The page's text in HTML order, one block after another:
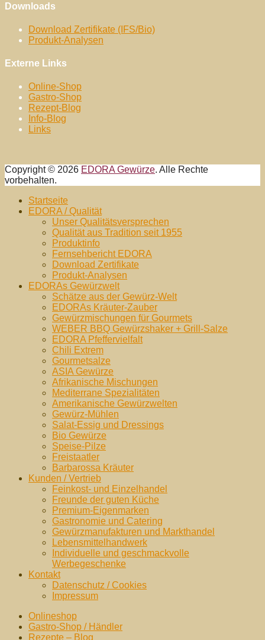
Downloads
Download Zertifikate (IFS/Bio)
Produkt-Analysen
Externe Links
Online-Shop
Gastro-Shop
Rezept-Blog
Info-Blog
Links
Copyright © 2026 EDORA Gewürze. Alle Rechte
vorbehalten.
oben
Startseite
EDORA / Qualität
Unser Qualitätsversprechen
Qualität aus Tradition seit 1955
Produktinfo
Fernsehbericht EDORA
Download Zertifikate
Produkt-Analysen
EDORAs Gewürzwelt
Schätze aus der Gewürz-Welt
EDORAs Kräuter-Zauber
Gewürzmischungen für Gourmets
WEBER BBQ Gewürzshaker + Grill-Salze
EDORA Pfeffervielfalt
Chili Extrem
Gourmetsalze
ASIA Gewürze
Afrikanische Mischungen
Mediterrane Spezialitäten
Amerikanische Gewürzwelten
Gewürz-Mühlen
Salat-Essig und Dressings
Bio Gewürze
Speise-Pilze
Freistaatler
Barbarossa Kräuter
Kunden / Vertrieb
Feinkost- und Einzelhandel
Freunde der guten Küche
Premium-Eigenmarken
Gastronomie und Catering
Gewürzmanufakturen und Markthandel
Lebensmittelhandwerk
Individuelle und geschmackvolle
Werbegeschenke
Kontakt
Datenschutz / Cookies
Impressum
Onlineshop
Gastro-Shop / Händler
Rezepte – Blog